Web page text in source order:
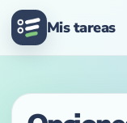
Mis tareas